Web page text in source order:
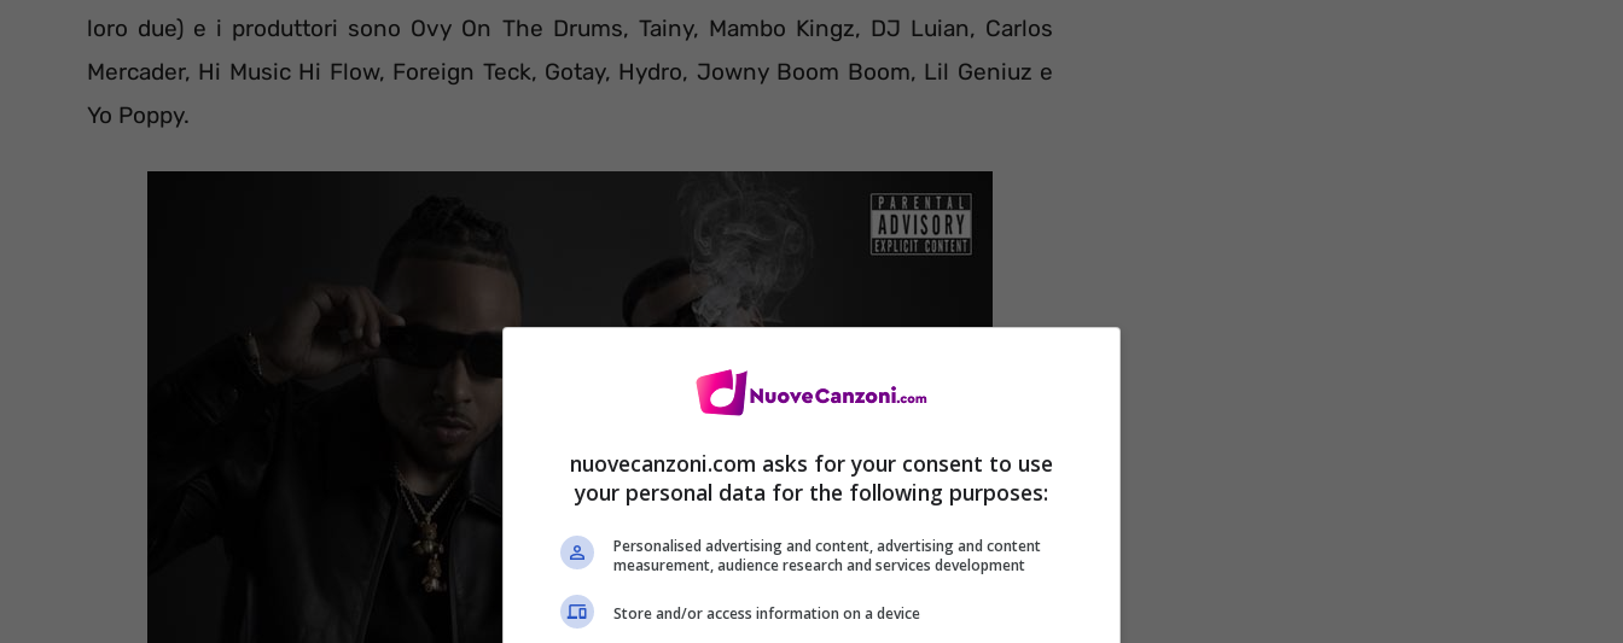
loro due) e i produttori sono Ovy On The Drums, Tainy, Mambo Kingz, DJ Luian, Carlos
Mercader, Hi Music Hi Flow, Foreign Teck, Gotay, Hydro, Jowny Boom Boom, Lil Geniuz e
Yo Poppy.
nuovecanzoni.com asks for your consent to use
your personal data for the following purposes:
Personalised advertising and content, advertising and content
measurement, audience research and services development
Store and/or access information on a device